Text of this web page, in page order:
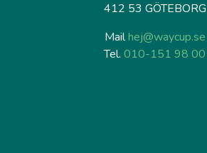
412 53 GÖTEBORG
Mailhej@waycup.se
Tel.010-151 98 00